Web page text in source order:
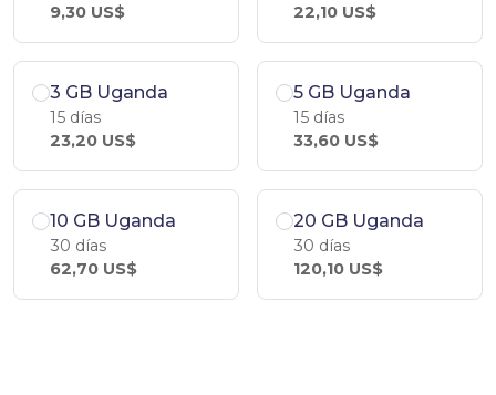
9,30 US$
22,10 US$
3 GB Uganda
15 días
23,20 US$
5 GB Uganda
15 días
33,60 US$
10 GB Uganda
30 días
62,70 US$
20 GB Uganda
30 días
120,10 US$